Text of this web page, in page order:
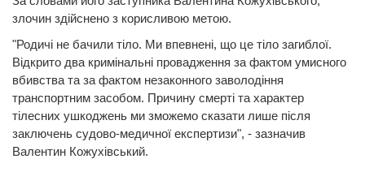
злочин здійснено з корисливою метою.
"Родичі не бачили тіло. Ми впевнені, що це тіло загиблої.
Відкрито два кримінальні провадження за фактом умисного
вбивства та за фактом незаконного заволодіння
транспортним засобом. Причину смерті та характер
тілесних ушкоджень ми зможемо сказати лише після
заключень судово-медичної експертизи", - зазначив
Валентин Кожухівський.